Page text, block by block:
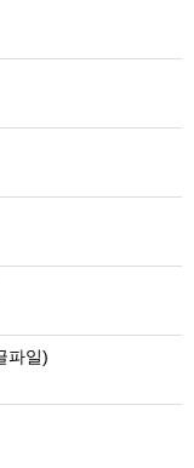
파일)